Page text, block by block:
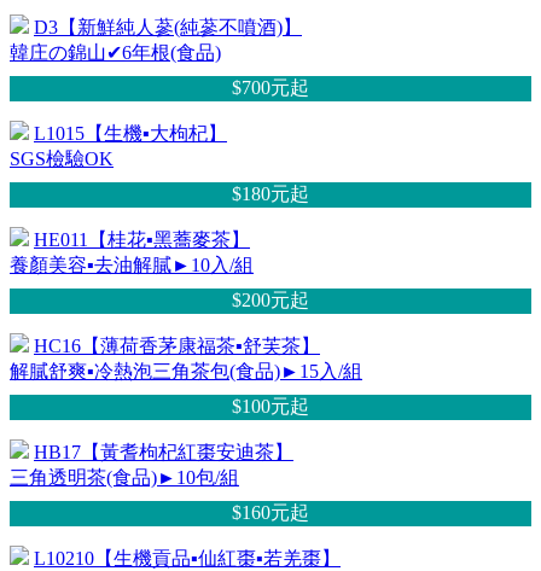
D3【新鮮純人蔘(純蔘不噴酒)】
韓庄の錦山✔6年根(食品)
$700元起
L1015【生機▪大枸杞】
SGS檢驗OK
$180元起
HE011【桂花▪黑蕎麥茶】
養顏美容▪去油解膩►10入/組
$200元起
HC16【薄荷香茅康福茶▪舒芙茶】
解膩舒爽▪冷熱泡三角茶包(食品)►15入/組
$100元起
HB17【黃耆枸杞紅棗安迪茶】
三角透明茶(食品)►10包/組
$160元起
L10210【生機貢品▪仙紅棗▪若羌棗】